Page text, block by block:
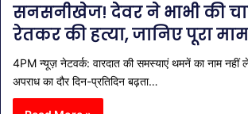
सनसनीखेज! देवर ने भाभी की
रेतकर की हत्या, जानिए पूरा
4PM न्यूज़ नेटवर्क: वारदात की समस्याएं थमनें का नाम नहीं
अपराध का दौर दिन-प्रतिदिन बढ़ता…